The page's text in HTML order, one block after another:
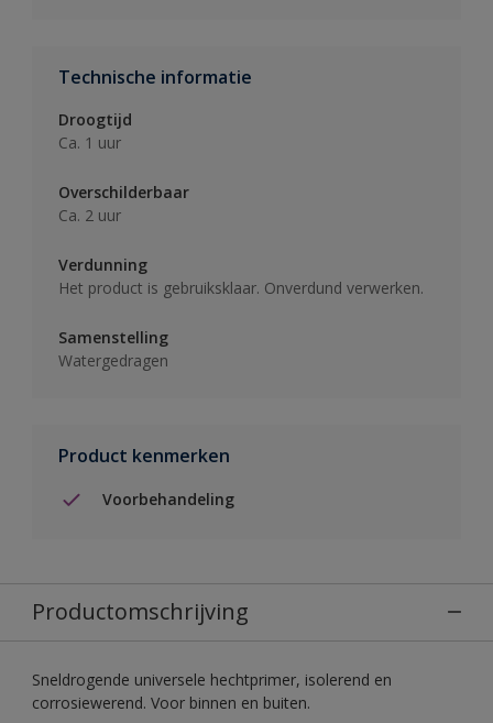
Technische informatie
Droogtijd
Ca. 1 uur
Overschilderbaar
Ca. 2 uur
Verdunning
Het product is gebruiksklaar. Onverdund verwerken.
Samenstelling
Watergedragen
Product kenmerken
Voorbehandeling
Productomschrijving
Sneldrogende universele hechtprimer, isolerend en
corrosiewerend. Voor binnen en buiten.